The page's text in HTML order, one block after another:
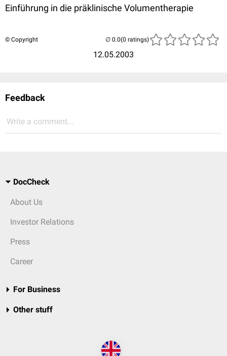
Einführung in die präklinische Volumentherapie
© Copyright
12.05.2003
(0 ratings)
Feedback
Write a comment...
DocCheck
About Us
Investor Relations
Press
Career
For Business
Other stuff